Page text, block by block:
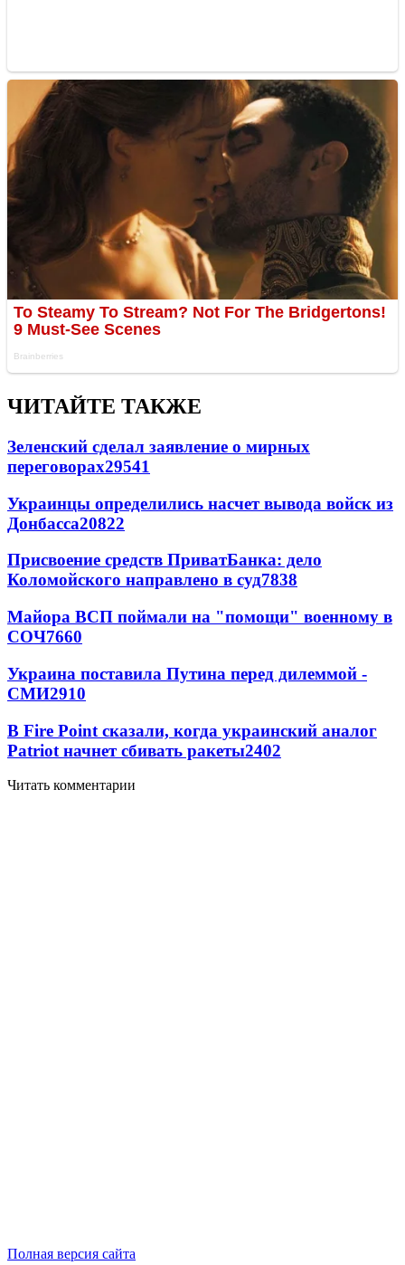
ЧИТАЙТЕ ТАКЖЕ
Зеленский сделал заявление о мирных
переговорах29541
Украинцы определились насчет вывода войск из
Донбасса20822
Присвоение средств ПриватБанка: дело
Коломойского направлено в суд7838
Майора ВСП поймали на "помощи" военному в
СОЧ7660
Украина поставила Путина перед дилеммой -
СМИ2910
В Fire Point сказали, когда украинский аналог
Patriot начнет сбивать ракеты2402
Читать комментарии
Полная версия сайта